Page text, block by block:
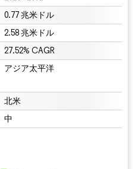
0.77 兆米ドル
2.58 兆米ドル
27.52% CAGR
アジア太平洋
北米
中
にはCC BY 4.0の表示が必要です。